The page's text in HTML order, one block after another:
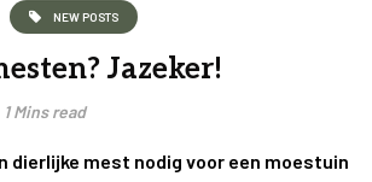
NEW POSTS
Jazeker!
1 Mins read
dierlijke mest nodig voor een moestuin